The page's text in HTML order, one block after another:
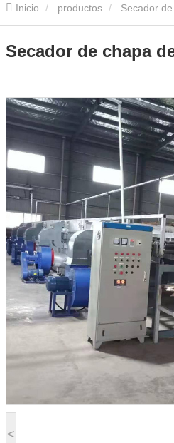
Inicio productos Secador
de madera Secador de chapa de
<
Secador de chapa